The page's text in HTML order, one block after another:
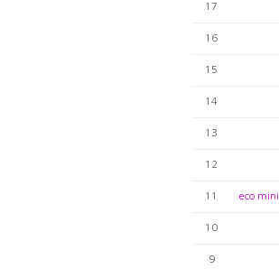
17
16
15
14
13
12
11 eco mini
10
9